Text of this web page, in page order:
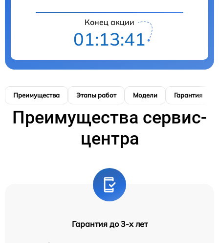
Конец акции
01:13:40
Преимущества Этапы работ Модели Гарантия
Преимущества сервис-
центра
Гарантия до 3-х лет